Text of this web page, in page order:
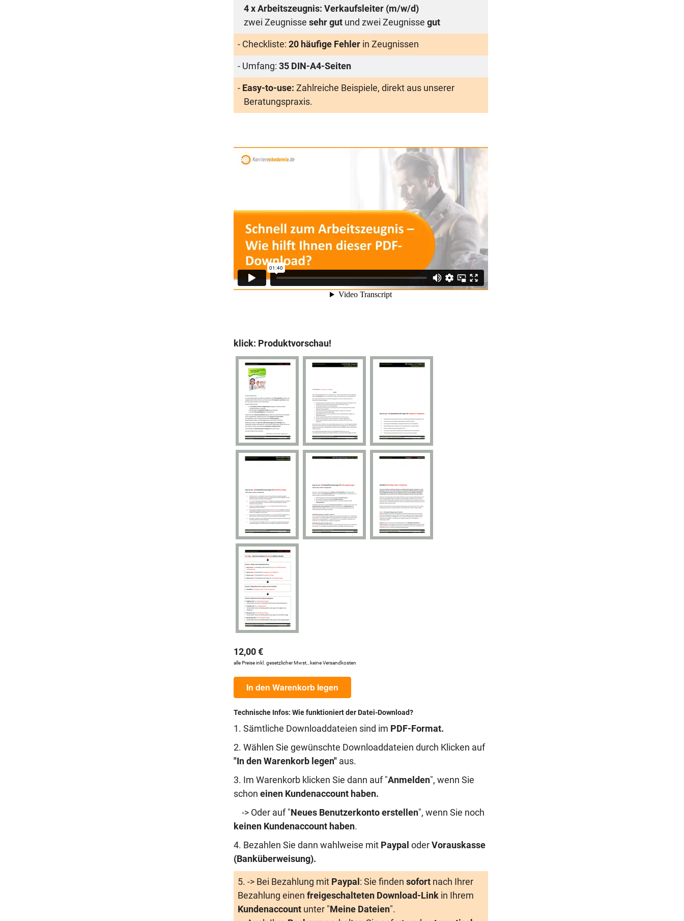
4 x Arbeitszeugnis: Verkaufsleiter (m/w/d)
zwei Zeugnisse sehr gutund zwei Zeugnisse gut
- Checkliste: 20 häufige Fehlerin Zeugnissen
- Umfang: 35 DIN-A4-Seiten
- Easy-to-use: Zahlreiche Beispiele, direkt aus unserer
Beratungspraxis.
klick: Produktvorschau!
12,00 €
alle Preise inkl. gesetzlicher Mwst., keine Versandkosten
In den Warenkorb legen
Technische Infos: Wie funktioniert der Datei-Download?
1. Sämtliche Downloaddateien sind im PDF-Format.
2. Wählen Sie gewünschte Downloaddateien durch Klicken auf
"In den Warenkorb legen"aus.
3. Im Warenkorb klicken Sie dann auf "Anmelden", wenn Sie
schon einen Kundenaccount haben.
-> Oder auf " Neues Benutzerkonto erstellen", wenn Sie noch
keinen Kundenaccount haben.
4. Bezahlen Sie dann wahlweise mit Paypal oder Vorauskasse
(Banküberweisung).
5. -> Bei Bezahlung mit Paypal : Sie finden sofort nach Ihrer
Bezahlung einen freigeschalteten Download-Link in Ihrem
Kundenaccountunter " Meine Dateien".